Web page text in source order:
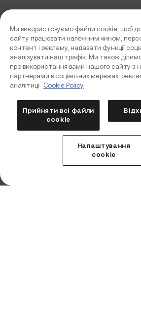
Заява про ризики
Ми використовуємо файли cookie, щоб
сайту працювати належним чином,
контент і рекламу, надавати функції
аналізувати наш трафік. Ми також
про використання вами нашого сайту з
партнерами в соціальних мережах,
аналітиці.
Cookie Policy
Прийняти всі файли
сookie
Налаштування
cookie